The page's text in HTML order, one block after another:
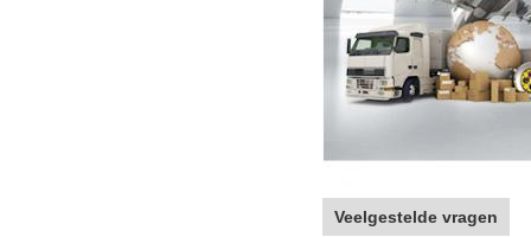
Veelgestelde vragen